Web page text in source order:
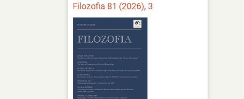
Filozofia 81 (2026), 3